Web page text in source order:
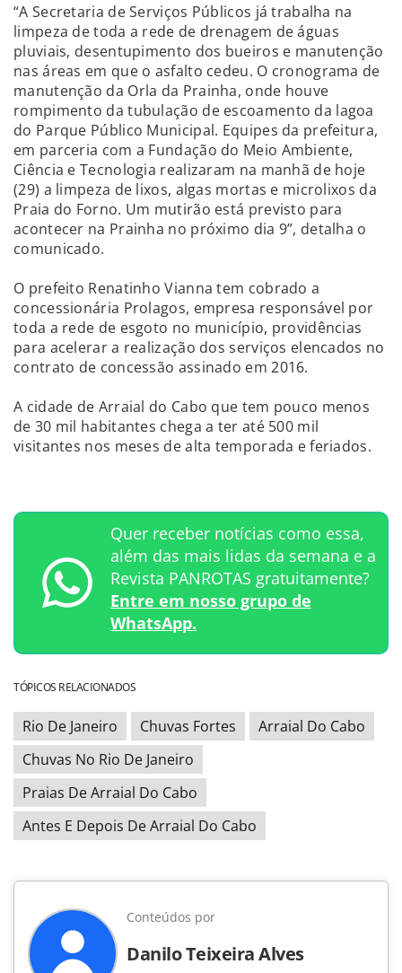
“A Secretaria de Serviços Públicos já trabalha na
limpeza de toda a rede de drenagem de águas
pluviais, desentupimento dos bueiros e manutenção
nas áreas em que o asfalto cedeu. O cronograma de
manutenção da Orla da Prainha, onde houve
rompimento da tubulação de escoamento da lagoa
do Parque Público Municipal. Equipes da prefeitura,
em parceria com a Fundação do Meio Ambiente,
Ciência e Tecnologia realizaram na manhã de hoje
(29) a limpeza de lixos, algas mortas e microlixos da
Praia do Forno. Um mutirão está previsto para
acontecer na Prainha no próximo dia 9”, detalha o
comunicado.
O prefeito Renatinho Vianna tem cobrado a
concessionária Prolagos, empresa responsável por
toda a rede de esgoto no município, providências
para acelerar a realização dos serviços elencados no
contrato de concessão assinado em 2016.
A cidade de Arraial do Cabo que tem pouco menos
de 30 mil habitantes chega a ter até 500 mil
visitantes nos meses de alta temporada e feriados.
Quer receber notícias como essa,
além das mais lidas da semana e a
Revista PANROTAS gratuitamente?
Entre em nosso grupo de
WhatsApp.
TÓPICOS RELACIONADOS
Rio De Janeiro Chuvas Fortes
Arraial Do Cabo
Chuvas No Rio De Janeiro
Praias De Arraial Do Cabo
Antes E Depois De Arraial Do Cabo
Conteúdos por
Danilo Teixeira Alves